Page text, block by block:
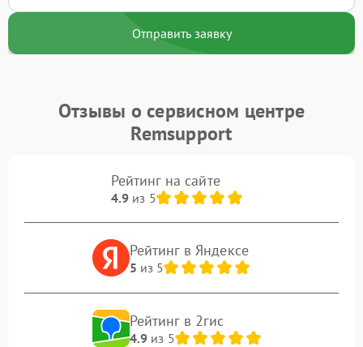
Отправить заявку
Отзывы о сервисном центре
Remsupport
Рейтинг на сайте
4.9из 5
Рейтинг в Яндексе
5 из 5
Рейтинг в 2гис
4.9из 5